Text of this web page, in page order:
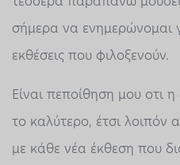
σήμερα να ενημερώνομαι
εκθέσεις που φιλοξενούν.
Είναι πεποίθηση μου οτι
το καλύτερο, έτσι λοιπόν
με κάθε νέα έκθεση που